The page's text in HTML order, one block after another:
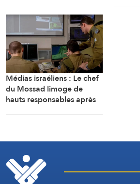
Médias israéliens : Le chef
du Mossad limoge de
hauts responsables après